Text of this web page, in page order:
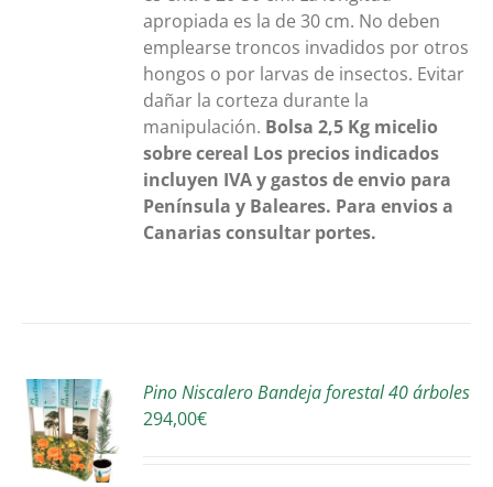
apropiada es la de 30 cm. No deben
emplearse troncos invadidos por otros
hongos o por larvas de insectos. Evitar
dañar la corteza durante la
manipulación. Bolsa 2,5 Kg micelio
sobre cereal Los precios indicados
incluyen IVA y gastos de envio para
Península y Baleares. Para envios a
Canarias consultar portes.
Pino Niscalero Bandeja forestal 40 árboles
294,00€